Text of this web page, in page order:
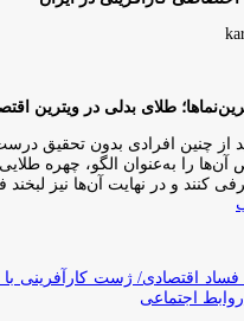
طلای بدلی در ویترین
از چنین افرادی بدون تحقیق
آ‌ن‌ها را به‌عنوان الگو، چهره
کنند و در نهایت آن‌ها نیز لبخند
فساد اقتصادی/ ژست کارآفرینی
اجتماعی